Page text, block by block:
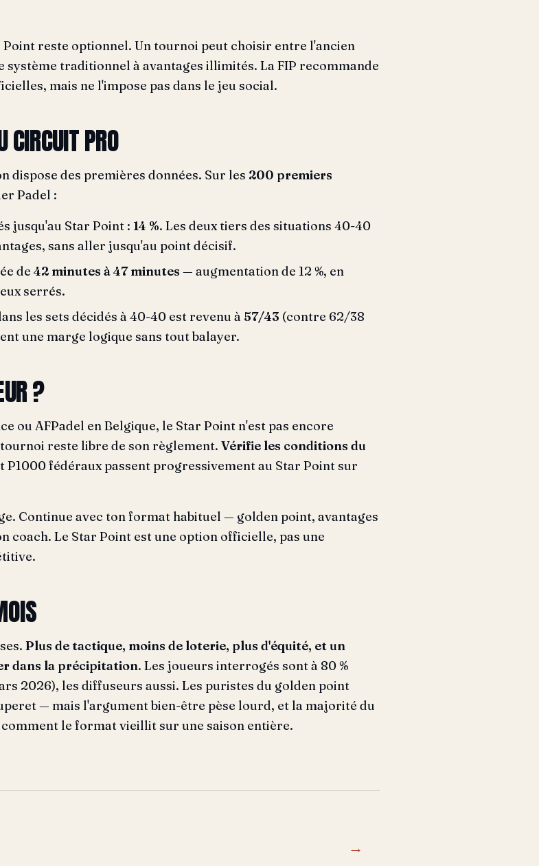
Point reste optionnel. Un tournoi peut choisir entre l'ancien
système traditionnel à avantages illimités. La FIP recommande
mais ne l'impose pas dans le jeu social.
CIRCUIT PRO
dispose des premières données. Sur les 200 premiers
Padel :
jusqu'au Star Point : 14 %. Les deux tiers des situations 40-40
sans aller jusqu'au point décisif.
de 42 minutes à 47 minutes — augmentation de 12 %, en
serrés.
les sets décidés à 40-40 est revenu à 57/43 (contre 62/38
une marge logique sans tout balayer.
?
ou AFPadel en Belgique, le Star Point n'est pas encore
reste libre de son règlement. Vérifie les conditions du
P1000 fédéraux passent progressivement au Star Point sur
Continue avec ton format habituel — golden point, avantages
coach. Le Star Point est une option officielle, pas une
Plus de tactique, moins de loterie, plus d'équité, et un
dans la précipitation. Les joueurs interrogés sont à 80 %
2026), les diffuseurs aussi. Les puristes du golden point
— mais l'argument bien-être pèse lourd, et la majorité du
le format vieillit sur une saison entière.
→